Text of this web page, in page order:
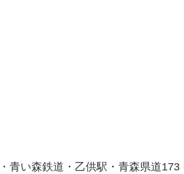
青い森鉄道・乙供駅・青森県道173